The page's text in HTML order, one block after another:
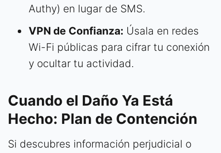
Authy) en lugar de SMS.
VPN de Confianza: Úsala en redes
Wi-Fi públicas para cifrar tu conexión
y ocultar tu actividad.
Cuando el Daño Ya Está
Hecho: Plan de Contención
Si descubres información perjudicial o